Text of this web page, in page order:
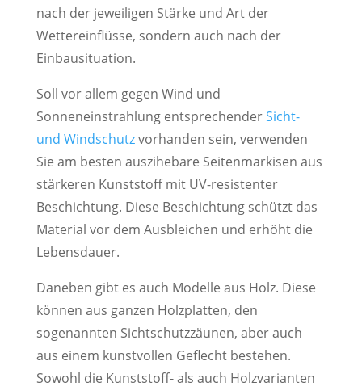
nach der jeweiligen Stärke und Art der
Wettereinflüsse, sondern auch nach der
Einbausituation.
Soll vor allem gegen Wind und
Sonneneinstrahlung entsprechenderSicht-
und Windschutzvorhanden sein, verwenden
Sie am besten auszihebare Seitenmarkisen aus
stärkeren Kunststoff mit UV-resistenter
Beschichtung. Diese Beschichtung schützt das
Material vor dem Ausbleichen und erhöht die
Lebensdauer.
Daneben gibt es auch Modelle aus Holz. Diese
können aus ganzen Holzplatten, den
sogenannten Sichtschutzzäunen, aber auch
aus einem kunstvollen Geflecht bestehen.
Sowohl die Kunststoff- als auch Holzvarianten